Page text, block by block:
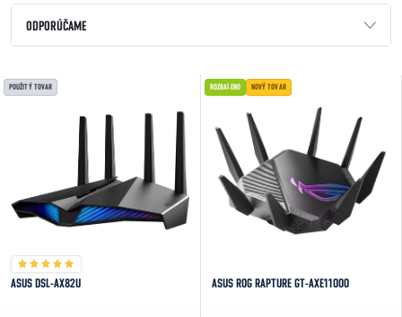
Radenie produktov
ODPORÚČAME
NAJPREDÁVANEJŠIE
ABECEDNE
Výpis produktov
POUŽITÝ TOVAR
ASUS DSL-AX82U
ROZBALENO NOVÝ TOVAR
ASUS ROG RAPTURE GT-AXE11000